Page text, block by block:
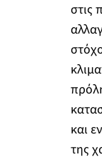
στις
και
της